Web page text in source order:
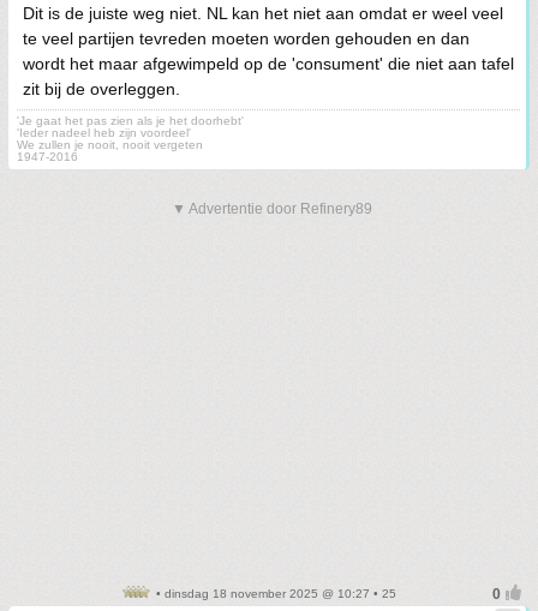
Dit is de juiste weg niet. NL kan het niet aan omdat er weel veel
te veel partijen tevreden moeten worden gehouden en dan
wordt het maar afgewimpeld op de 'consument' die niet aan tafel
zit bij de overleggen.
'Je gaat het pas zien als je het doorhebt'
'Ieder nadeel heb zijn voordeel'
We zullen je nooit, nooit vergeten
1947-2016
▼ Advertentie door Refinery89
• dinsdag 18 november 2025 @ 10:27 • 25